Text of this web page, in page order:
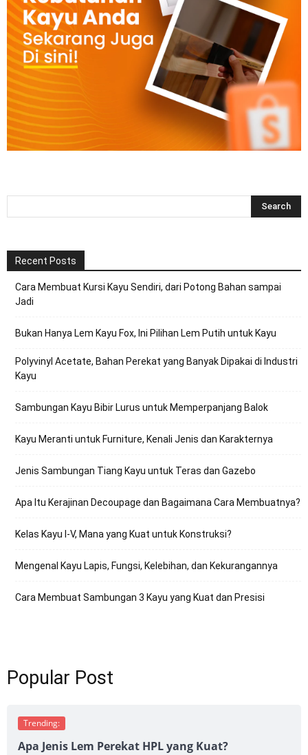
Recent Posts
Cara Membuat Kursi Kayu Sendiri, dari Potong Bahan sampai
Jadi
Bukan Hanya Lem Kayu Fox, Ini Pilihan Lem Putih untuk Kayu
Polyvinyl Acetate, Bahan Perekat yang Banyak Dipakai di Industri
Kayu
Sambungan Kayu Bibir Lurus untuk Memperpanjang Balok
Kayu Meranti untuk Furniture, Kenali Jenis dan Karakternya
Jenis Sambungan Tiang Kayu untuk Teras dan Gazebo
Apa Itu Kerajinan Decoupage dan Bagaimana Cara Membuatnya?
Kelas Kayu I-V, Mana yang Kuat untuk Konstruksi?
Mengenal Kayu Lapis, Fungsi, Kelebihan, dan Kekurangannya
Cara Membuat Sambungan 3 Kayu yang Kuat dan Presisi
Popular Post
Trending:
Apa Jenis Lem Perekat HPL yang Kuat?